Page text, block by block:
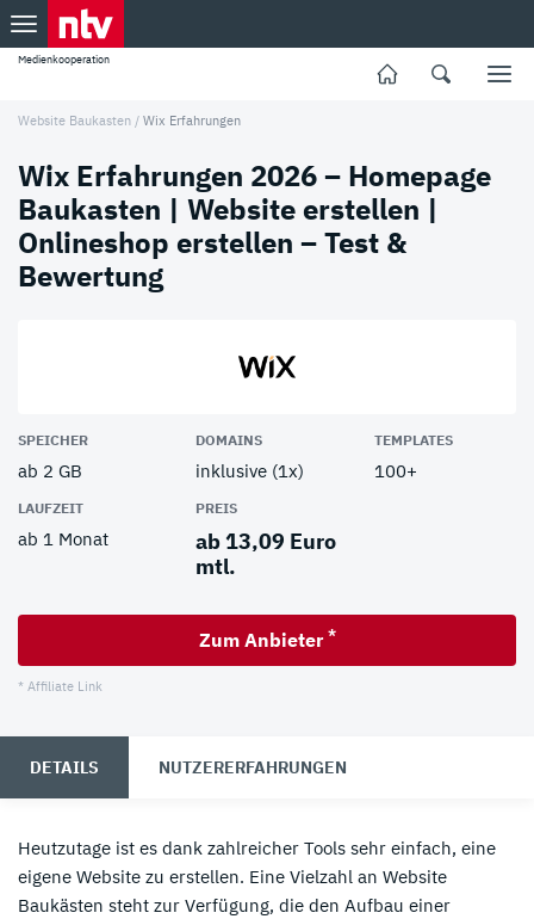
Medienkooperation
Website Baukasten / Wix Erfahrungen
Wix Erfahrungen 2026 – Homepage
Baukasten | Website erstellen |
Onlineshop erstellen – Test &
Bewertung
SPEICHER
ab 2 GB
DOMAINS
inklusive (1x)
TEMPLATES
100+
LAUFZEIT
ab 1 Monat
PREIS
ab 13,09 Euro
mtl.
Zum Anbieter *
* Affiliate Link
DETAILS NUTZERERFAHRUNGEN
Heutzutage ist es dank zahlreicher Tools sehr einfach, eine
eigene Website zu erstellen. Eine Vielzahl an Website
Baukästen steht zur Verfügung, die den Aufbau einer